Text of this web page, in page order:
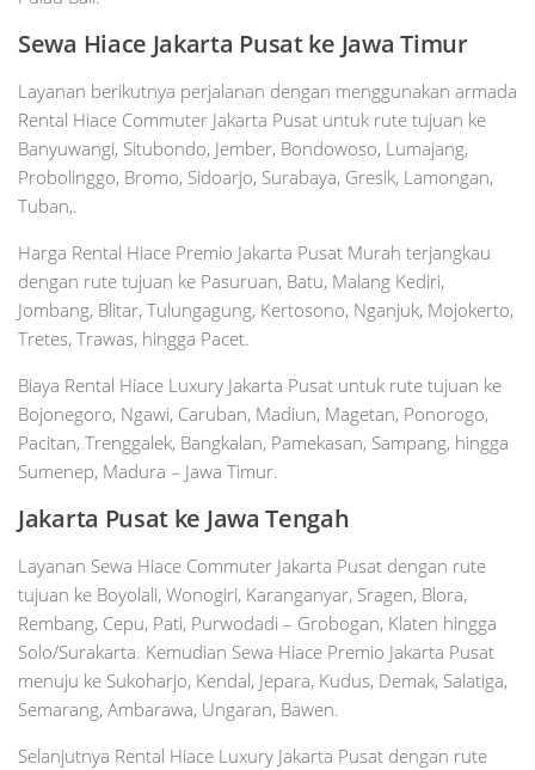
Sewa Hiace Jakarta Pusat ke Jawa Timur
Layanan berikutnya perjalanan dengan menggunakan armada
Rental Hiace Commuter Jakarta Pusat untuk rute tujuan ke
Banyuwangi, Situbondo, Jember, Bondowoso, Lumajang,
Probolinggo, Bromo, Sidoarjo, Surabaya, Gresik, Lamongan,
Tuban,.
Harga Rental Hiace Premio Jakarta Pusat Murah terjangkau
dengan rute tujuan ke Pasuruan, Batu, Malang Kediri,
Jombang, Blitar, Tulungagung, Kertosono, Nganjuk, Mojokerto,
Tretes, Trawas, hingga Pacet.
Biaya Rental Hiace Luxury Jakarta Pusat untuk rute tujuan ke
Bojonegoro, Ngawi, Caruban, Madiun, Magetan, Ponorogo,
Pacitan, Trenggalek, Bangkalan, Pamekasan, Sampang, hingga
Sumenep, Madura – Jawa Timur.
Jakarta Pusat ke Jawa Tengah
Layanan Sewa Hiace Commuter Jakarta Pusat dengan rute
tujuan ke Boyolali, Wonogiri, Karanganyar, Sragen, Blora,
Rembang, Cepu, Pati, Purwodadi – Grobogan, Klaten hingga
Solo/Surakarta. Kemudian Sewa Hiace Premio Jakarta Pusat
menuju ke Sukoharjo, Kendal, Jepara, Kudus, Demak, Salatiga,
Semarang, Ambarawa, Ungaran, Bawen.
Selanjutnya Rental Hiace Luxury Jakarta Pusat dengan rute